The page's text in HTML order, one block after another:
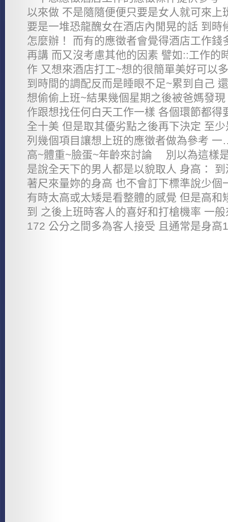
以來做 不是隨隨便便只要是女人就可來
要是一堆恐龍醜女在酒店內閒晃的話 到時
怎麼辦！ 而有的應徵者會覺得酒店工作錢
再講 而又沒考慮其他的因素 譬如::工作的
作 又想來酒店打工~想的很簡單美好可以
到時間的調配反而是睡眼不足~累到自己
想偷偷上班~結果幾個星期之後被爸媽發
作跟想找任何白天工作一樣 各個環節都得
全十美 但是取其優劣點之後再下決定 至
列幾個項目讓想上班的應徵者做為參考
高~體重~臉蛋~年齡來討論 別以為這樣
是說全天下的男人都是以貌取人 身高：
著尺來量妳的身高 也不會訂下標準說少個
有時太高或太矮是看整體的感覺 但是高和
到 之後上班時客人的喜好和打槍機率 一
172 公分之間多為客人接受 且通常是身高